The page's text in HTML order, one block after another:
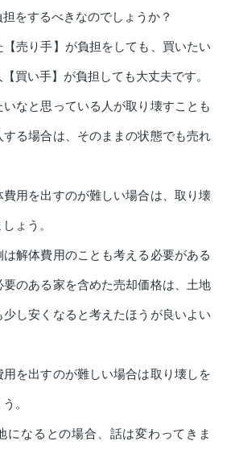
をするべきなのでしょうか？
売り手】が負担をしても、買いたい
買い手】が負担しても大丈夫です。
なと思っている人が取り壊すことも
る場合は、そのままの状態でも売れ
費用を出すのが難しい場合は、取り壊
ょう。
解体費用のことも考える必要がある
要のある家を含めた売却価格は、土地
し安くなると考えたほうが良いよい
用を出すのが難しい場合は取り壊しを
。
になるとの場合、話は変わってきま